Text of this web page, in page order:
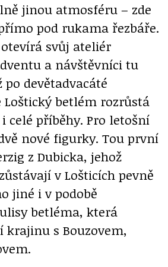
jinou atmosféru – zde
pod rukama řezbáře.
svůj ateliér
a návštěvníci tu
devětadvacáté
Loštický betlém rozrůstá
celé příběhy. Pro letošní
nové figurky. Tou první
z Dubicka, jehož
v Lošticích pevně
jiné i v podobě
betléma, která
krajinu s Bouzovem,